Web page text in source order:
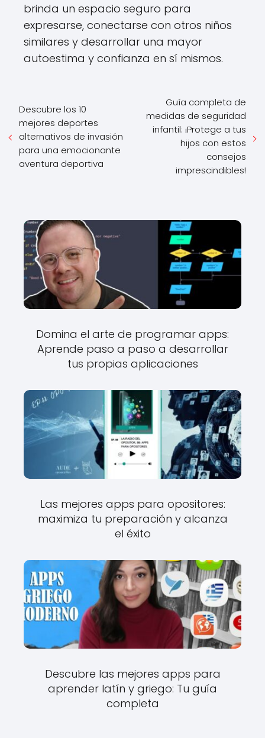
brinda un espacio seguro para
expresarse, conectarse con otros niños
similares y desarrollar una mayor
autoestima y confianza en sí mismos.
Descubre los 10
mejores deportes
alternativos de invasión
para una emocionante
aventura deportiva
Guía completa de
medidas de seguridad
infantil: ¡Protege a tus
hijos con estos
consejos
imprescindibles!
Domina el arte de programar apps:
Aprende paso a paso a desarrollar
tus propias aplicaciones
Las mejores apps para opositores:
maximiza tu preparación y alcanza
el éxito
Descubre las mejores apps para
aprender latín y griego: Tu guía
completa